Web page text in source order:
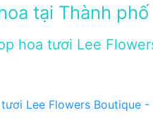
tại Thành
hoa tươi Lee